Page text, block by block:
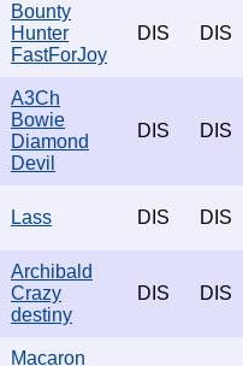
Bounty
Hunter
FastForJoy
DIS DIS
A3Ch
Bowie
Diamond
Devil
DIS DIS
Lass DIS DIS
Archibald
Crazy
destiny
DIS DIS
Macaron